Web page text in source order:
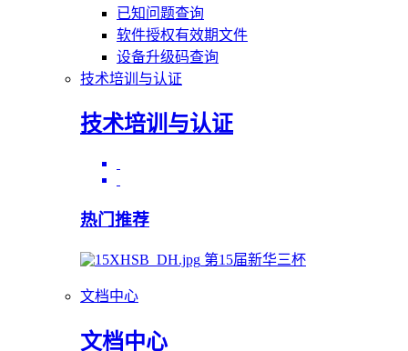
已知问题查询
软件授权有效期文件
设备升级码查询
技术培训与认证
技术培训与认证
热门推荐
第15届新华三杯
文档中心
文档中心